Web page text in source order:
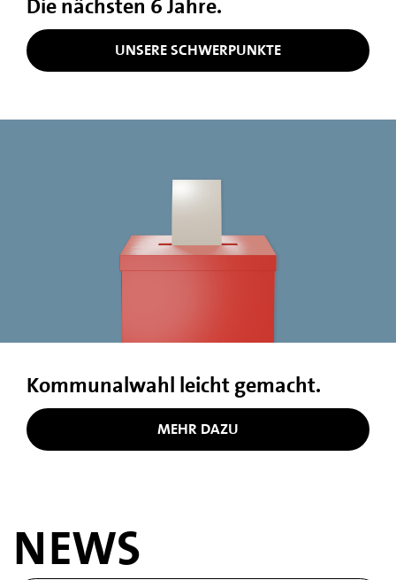
Die nächsten 6 Jahre.
UNSERE SCHWERPUNKTE
Kommunalwahl leicht gemacht.
MEHR DAZU
NEWS